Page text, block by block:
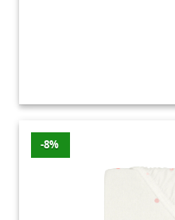
-8%